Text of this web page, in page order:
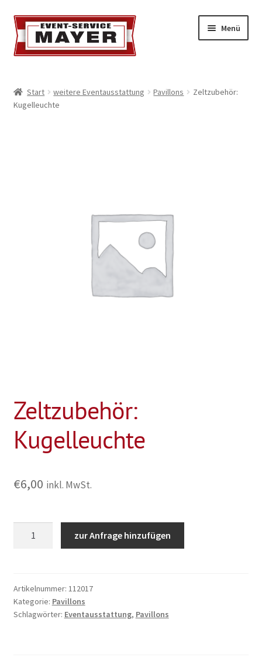
Menü
Event-Service
Geschäftsbedingungen
Start weitere Eventausstattung Pavillons
Zeltzubehör:
Kugelleuchte
Zeltzubehör:
Kugelleuchte
€6,00 inkl. MwSt.
zur Anfrage hinzufügen
Artikelnummer: 112017
Kategorie: Pavillons
Schlagwörter: Eventausstattung, Pavillons